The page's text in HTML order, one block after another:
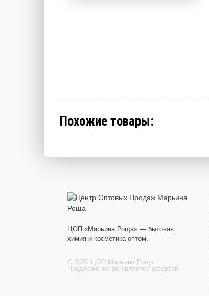
Похожие товары:
ЦОП «Марьина Роща» — бытовая
химия и косметика оптом.
© 2022 ЦОП Марьина Роща
Предложение не является офертой